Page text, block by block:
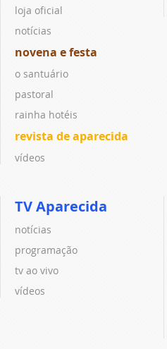
loja oficial
notícias
novena e festa
o santuário
pastoral
rainha hotéis
revista de aparecida
vídeos
TV Aparecida
notícias
programação
tv ao vivo
vídeos